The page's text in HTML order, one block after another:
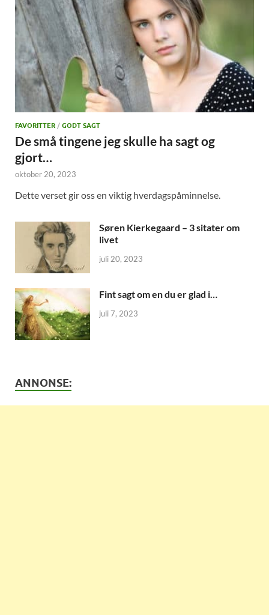
FAVORITTER / GODT SAGT
De små tingene jeg skulle ha sagt og
gjort…
oktober 20, 2023
Dette verset gir oss en viktig hverdagspåminnelse.
Søren Kierkegaard – 3 sitater om
livet
juli 20, 2023
Fint sagt om en du er glad i…
juli 7, 2023
ANNONSE: